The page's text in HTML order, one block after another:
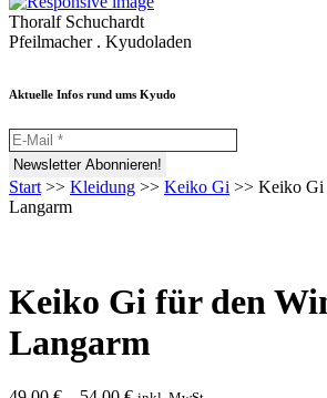
Thoralf Schuchardt
Pfeilmacher . Kyudoladen
Aktuelle Infos rund ums Kyudo
Start >> Kleidung >> Keiko Gi >> Keiko Gi
Langarm
Keiko Gi für den
Langarm